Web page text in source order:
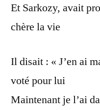
Et Sarkozy, avait
chère la vie
Il disait : « J’en ai
voté pour lui
Maintenant je l’ai